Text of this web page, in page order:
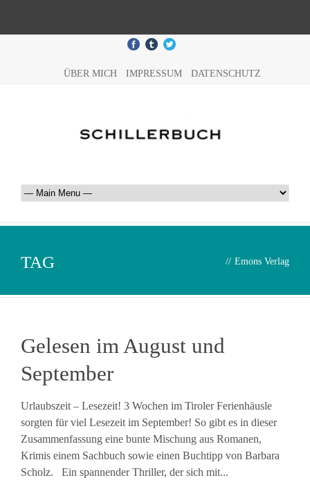
ÜBER MICH IMPRESSUM DATENSCHUTZ
TAG // Emons Verlag
Gelesen im August und
September
Urlaubszeit – Lesezeit! 3 Wochen im Tiroler Ferienhäusle
sorgten für viel Lesezeit im September! So gibt es in dieser
Zusammenfassung eine bunte Mischung aus Romanen,
Krimis einem Sachbuch sowie einen Buchtipp von Barbara
Scholz. Ein spannender Thriller, der sich mit...